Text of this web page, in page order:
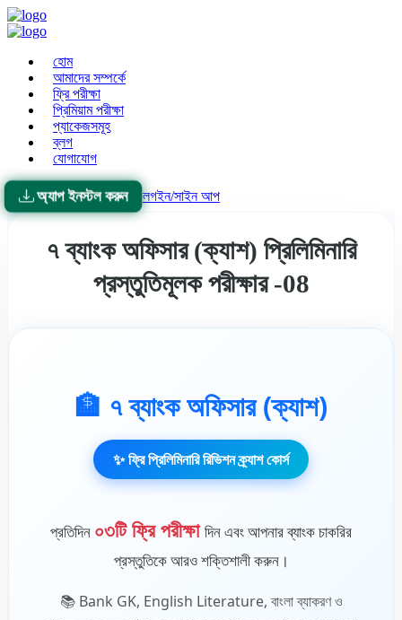
হোম
আমাদের সম্পর্কে
ফ্রি পরীক্ষা
প্রিমিয়াম পরীক্ষা
প্যাকেজসমূহ
ব্লগ
যোগাযোগ
অ্যাপ ইনস্টল করুন লগইন/সাইন আপ
৭ ব্যাংক অফিসার (ক্যাশ) প্রিলিমিনারি
প্রস্তুতিমূলক পরীক্ষার -08
🏦 ৭ ব্যাংক অফিসার (ক্যাশ)
✨ ফ্রি প্রিলিমিনারি রিভিশন ক্র্যাশ কোর্স
প্রতিদিন ০৩টি ফ্রি পরীক্ষাদিন এবং আপনার ব্যাংক চাকরির
প্রস্তুতিকে আরও শক্তিশালী করুন।
📚 Bank GK, English Literature, বাংলা ব্যাকরণ ও